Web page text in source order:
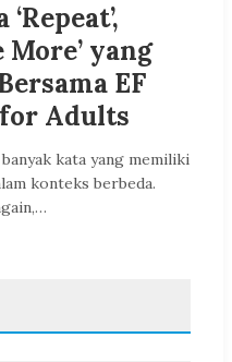
More’ yang
EF
Adults
kata yang memiliki
konteks berbeda.